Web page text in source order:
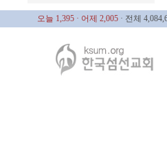
오늘 1,395 · 어제 2,005 · 전체